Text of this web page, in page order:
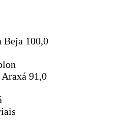
Beja 100,0
91,0